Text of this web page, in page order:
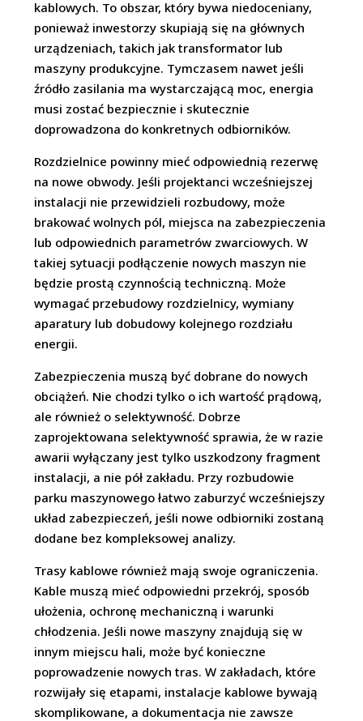
kablowych. To obszar, który bywa niedoceniany,
ponieważ inwestorzy skupiają się na głównych
urządzeniach, takich jak transformator lub
maszyny produkcyjne. Tymczasem nawet jeśli
źródło zasilania ma wystarczającą moc, energia
musi zostać bezpiecznie i skutecznie
doprowadzona do konkretnych odbiorników.
Rozdzielnice powinny mieć odpowiednią rezerwę
na nowe obwody. Jeśli projektanci wcześniejszej
instalacji nie przewidzieli rozbudowy, może
brakować wolnych pól, miejsca na zabezpieczenia
lub odpowiednich parametrów zwarciowych. W
takiej sytuacji podłączenie nowych maszyn nie
będzie prostą czynnością techniczną. Może
wymagać przebudowy rozdzielnicy, wymiany
aparatury lub dobudowy kolejnego rozdziału
energii.
Zabezpieczenia muszą być dobrane do nowych
obciążeń. Nie chodzi tylko o ich wartość prądową,
ale również o selektywność. Dobrze
zaprojektowana selektywność sprawia, że w razie
awarii wyłączany jest tylko uszkodzony fragment
instalacji, a nie pół zakładu. Przy rozbudowie
parku maszynowego łatwo zaburzyć wcześniejszy
układ zabezpieczeń, jeśli nowe odbiorniki zostaną
dodane bez kompleksowej analizy.
Trasy kablowe również mają swoje ograniczenia.
Kable muszą mieć odpowiedni przekrój, sposób
ułożenia, ochronę mechaniczną i warunki
chłodzenia. Jeśli nowe maszyny znajdują się w
innym miejscu hali, może być konieczne
poprowadzenie nowych tras. W zakładach, które
rozwijały się etapami, instalacje kablowe bywają
skomplikowane, a dokumentacja nie zawsze